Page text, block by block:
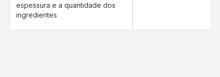
espessura e a quantidade dos
ingredientes